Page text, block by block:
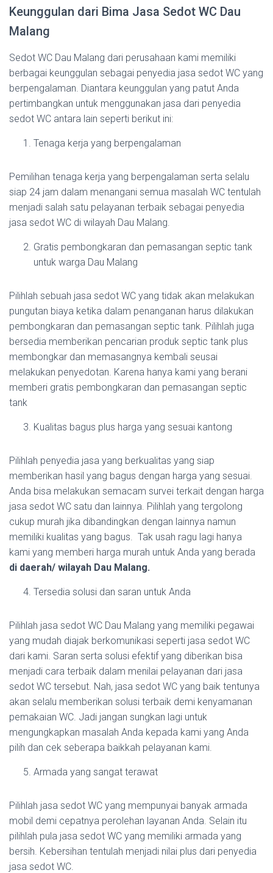
Keunggulan dari Bima Jasa Sedot WC Dau
Malang
Sedot WC Dau Malang dari perusahaan kami memiliki
berbagai keunggulan sebagai penyedia jasa sedot WC yang
berpengalaman. Diantara keunggulan yang patut Anda
pertimbangkan untuk menggunakan jasa dari penyedia
sedot WC antara lain seperti berikut ini:
Tenaga kerja yang berpengalaman
Pemilihan tenaga kerja yang berpengalaman serta selalu
siap 24 jam dalam menangani semua masalah WC tentulah
menjadi salah satu pelayanan terbaik sebagai penyedia
jasa sedot WC di wilayah Dau Malang.
Gratis pembongkaran dan pemasangan septic tank
untuk warga Dau Malang
Pilihlah sebuah jasa sedot WC yang tidak akan melakukan
pungutan biaya ketika dalam penanganan harus dilakukan
pembongkaran dan pemasangan septic tank. Pilihlah juga
bersedia memberikan pencarian produk septic tank plus
membongkar dan memasangnya kembali seusai
melakukan penyedotan. Karena hanya kami yang berani
memberi gratis pembongkaran dan pemasangan septic
tank
Kualitas bagus plus harga yang sesuai kantong
Pilihlah penyedia jasa yang berkualitas yang siap
memberikan hasil yang bagus dengan harga yang sesuai.
Anda bisa melakukan semacam survei terkait dengan harga
jasa sedot WC satu dan lainnya. Pilihlah yang tergolong
cukup murah jika dibandingkan dengan lainnya namun
memiliki kualitas yang bagus. Tak usah ragu lagi hanya
kami yang memberi harga murah untuk Anda yang berada
di daerah/ wilayah Dau Malang.
Tersedia solusi dan saran untuk Anda
Pilihlah jasa sedot WC Dau Malang yang memiliki pegawai
yang mudah diajak berkomunikasi seperti jasa sedot WC
dari kami. Saran serta solusi efektif yang diberikan bisa
menjadi cara terbaik dalam menilai pelayanan dari jasa
sedot WC tersebut. Nah, jasa sedot WC yang baik tentunya
akan selalu memberikan solusi terbaik demi kenyamanan
pemakaian WC. Jadi jangan sungkan lagi untuk
mengungkapkan masalah Anda kepada kami yang Anda
pilih dan cek seberapa baikkah pelayanan kami.
Armada yang sangat terawat
Pilihlah jasa sedot WC yang mempunyai banyak armada
mobil demi cepatnya perolehan layanan Anda. Selain itu
pilihlah pula jasa sedot WC yang memiliki armada yang
bersih. Kebersihan tentulah menjadi nilai plus dari penyedia
jasa sedot WC.